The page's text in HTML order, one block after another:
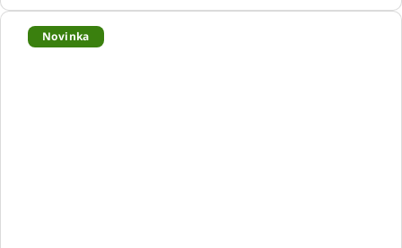
Novinka